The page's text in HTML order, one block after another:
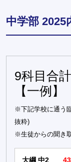
中学部 2025
9科目合
【一例】
※下記学校に通う
抜粋)
※生徒からの聞き
大綱 中2